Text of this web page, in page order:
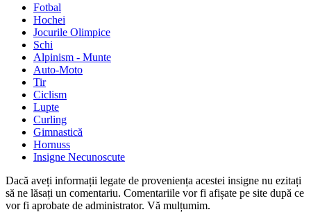
Fotbal
Hochei
Jocurile Olimpice
Schi
Alpinism - Munte
Auto-Moto
Tir
Ciclism
Lupte
Curling
Gimnastică
Hornuss
Insigne Necunoscute
Dacă aveți informații legate de proveniența acestei insigne nu ezitați
să ne lăsați un comentariu. Comentariile vor fi afișate pe site după ce
vor fi aprobate de administrator. Vă mulțumim.